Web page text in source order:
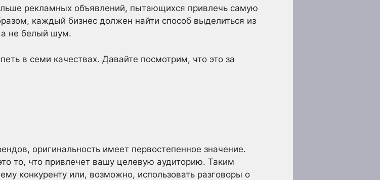
рекламных объявлений, пытающихся привлечь самую
каждый бизнес должен найти способ выделиться из
не белый шум.
в семи качествах. Давайте посмотрим, что это за
оригинальность имеет первостепенное значение.
то, что привлечет вашу целевую аудиторию. Таким
конкуренту или, возможно, использовать разговоры о